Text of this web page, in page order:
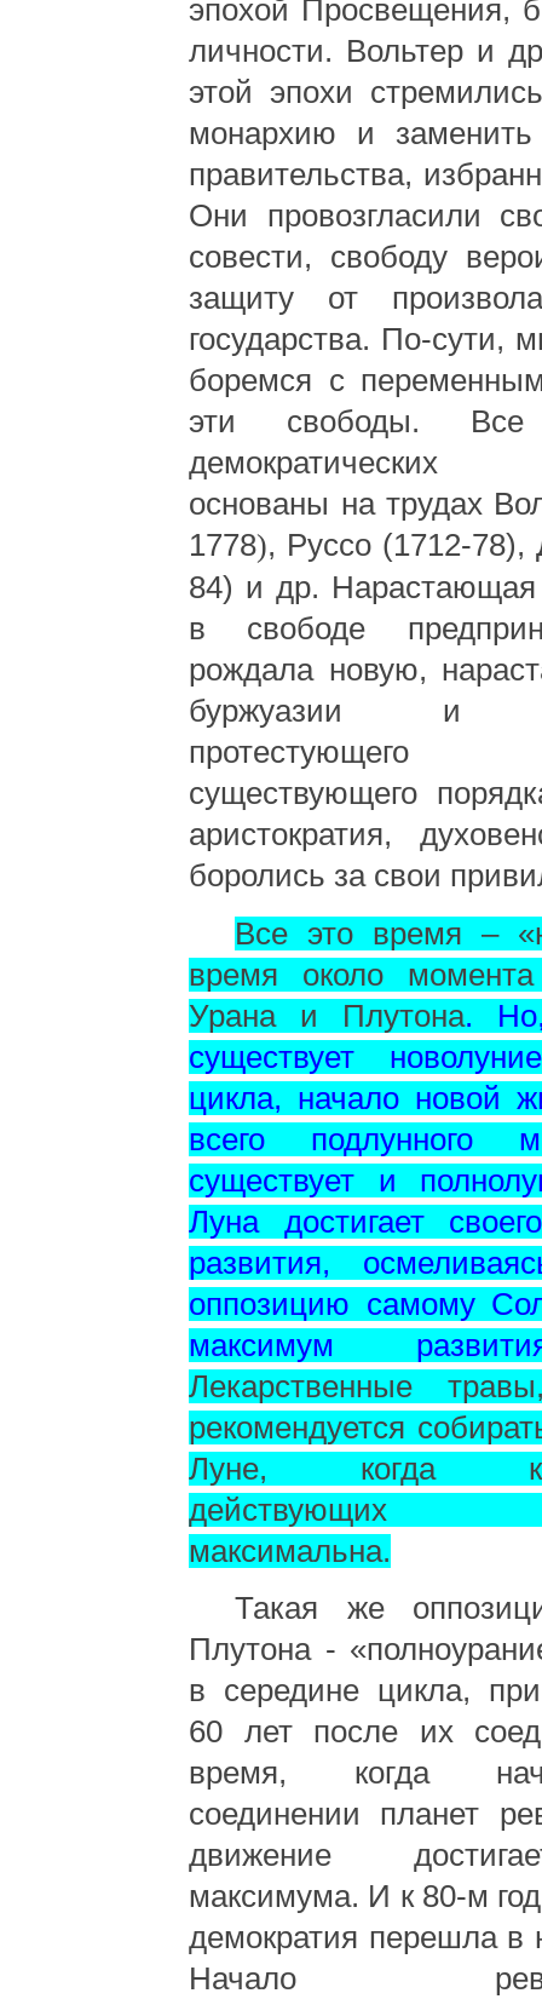
эпохой Просвещения,
личности. Вольтер и
этой эпохи
монархию и
правительства,
Они провозгласили
совести, свободу
защиту от
государства. По-сути,
боремся с
эти свободы. Все
демократических
основаны на трудах
1778), Руссо (1712-
84) и др. Нарастающая
в свободе
рождала новую,
буржуазии и
существующего
аристократия,
боролись за свои
Все это время –
время около момента
Урана и Плутона.
существует
цикла, начало новой
всего подлунного
существует и
Луна достигает
развития,
оппозицию самому
максимум
Лекарственные
рекомендуется
Луне, когда
действующих
максимальна.
Такая же
Плутона -
в середине цикла,
60 лет после их
время, когда
соединении планет
движение
максимума. И к 80-м
демократия перешла в
Начало